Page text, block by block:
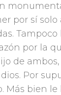
por sí
Tampoco
por la
de ambos,
Por
Más bien